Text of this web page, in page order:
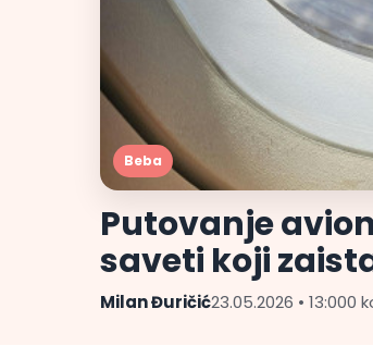
Beba
Putovanje
saveti koji
Milan Đuričić23.05.2026 • 13:000